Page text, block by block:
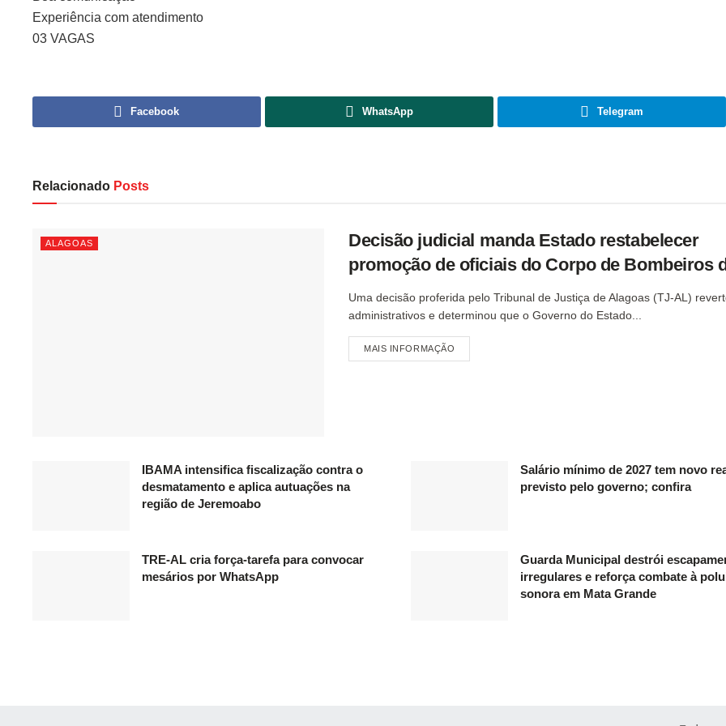
Experiência com atendimento
03 VAGAS
Facebook WhatsApp Telegram
Relacionado Posts
ALAGOAS
Decisão judicial manda Estado restabelecer
promoção de oficiais do Corpo de Bombeiros
Uma decisão proferida pelo Tribunal de Justiça de Alagoas (TJ-AL)
administrativos e determinou que o Governo do Estado...
MAIS INFORMAÇÃO
IBAMA intensifica fiscalização contra o
desmatamento e aplica autuações na
região de Jeremoabo
Salário mínimo de 2027 tem novo
previsto pelo governo; confira
TRE-AL cria força-tarefa para convocar
mesários por WhatsApp
Guarda Municipal destrói
irregulares e reforça combate à
sonora em Mata Grande